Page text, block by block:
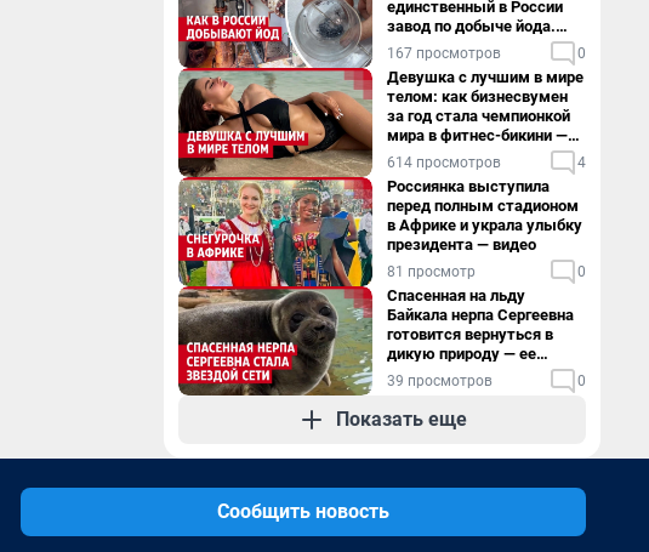
единственный в России
завод по добыче йода.
Видео
167 просмотров 0
Девушка с лучшим в мире
телом: как бизнесвумен
за год стала чемпионкой
мира в фитнес-бикини —
видео
614 просмотров 4
Россиянка выступила
перед полным стадионом
в Африке и украла улыбку
президента — видео
81 просмотр 0
Спасенная на льду
Байкала нерпа Сергеевна
готовится вернуться в
дикую природу — ее
видеоистория
39 просмотров 0
Показать еще
Сообщить новость